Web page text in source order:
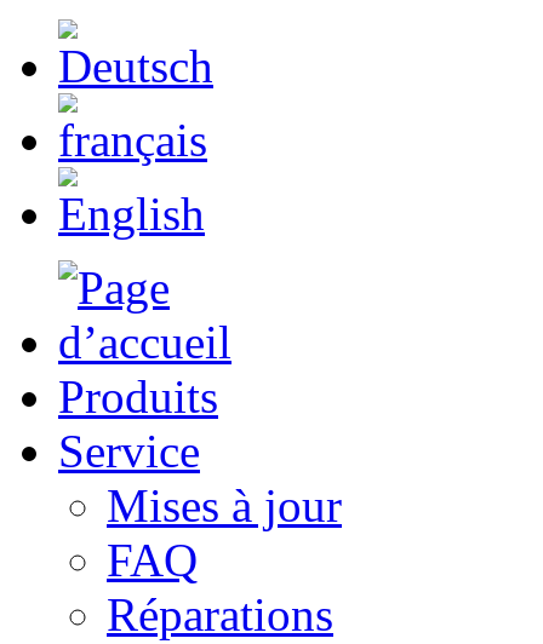
Produits
Service
Mises à jour
FAQ
Réparations